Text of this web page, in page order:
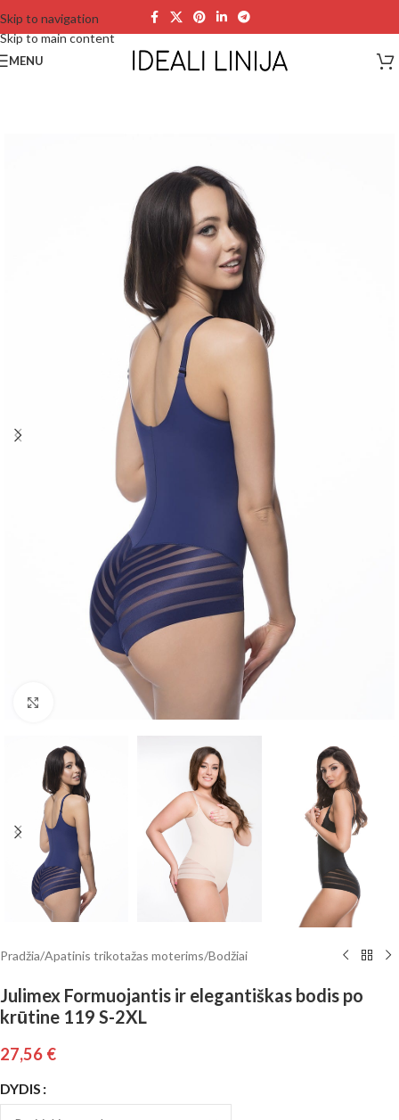
Skip to navigation
Skip to main content
MENU
Pradžia/Apatinis trikotažas moterims/Bodžiai
Julimex Formuojantis ir elegantiškas bodis po
krūtine 119 S-2XL
27,56 €
DYDIS